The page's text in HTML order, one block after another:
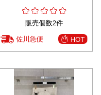
販売個数2件
佐川急便 HOT